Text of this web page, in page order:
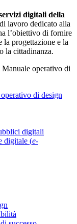
digitali della
lavoro dedicato alla
l’obiettivo di fornire
progettazione e la
la cittadinanza.
operativo di
di design
digitali
digitale (e-